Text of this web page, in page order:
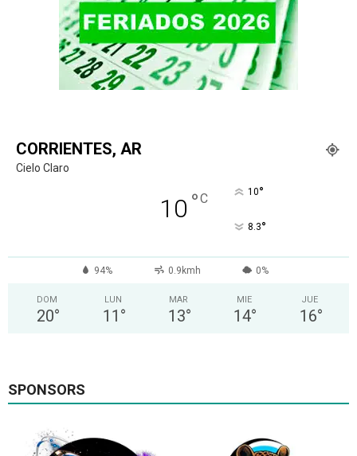
CORRIENTES, AR
Cielo Claro
10 °C 10°
8.3°
94% 0.9kmh 0%
DOM
20°
LUN
11 °
MAR
13°
MIE
14°
JUE
16°
SPONSORS